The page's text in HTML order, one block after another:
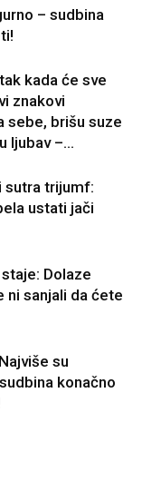
– sudbina
kada će sve
znakovi
sebe, brišu suze
ljubav –...
sutra trijumf:
ustati jači
Dolaze
ni sanjali da ćete
su
konačno